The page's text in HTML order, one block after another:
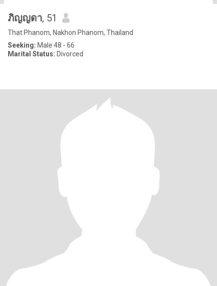
ภิญญดา, 51
That Phanom, Nakhon Phanom, Thailand
Seeking: Male 48 - 66
Marital Status: Divorced